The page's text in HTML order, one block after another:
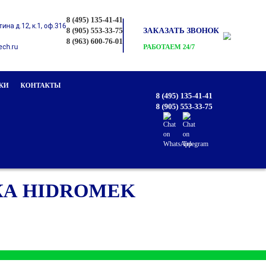
КОНТАКТЫ
8 (495) 135-41-41
8 (905) 553-33-75
д.12, к.1, оф.316
8 (495) 135-41-41
8 (905) 553-33-75
8 (963) 600-76-01
ЗАКАЗАТЬ ЗВОНОК
РАБОТАЕМ 24/7
HIDROMEK